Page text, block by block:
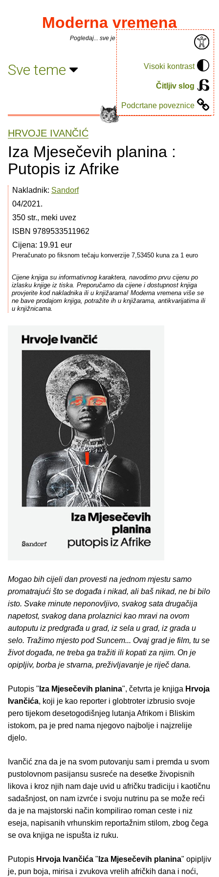
Visoki kontrast
Čitljiv slog
Podcrtane poveznice
Moderna vremena
Pogledaj... sve je puno knjiga.
Sve teme
HRVOJE IVANČIĆ
Iza Mjesečevih planina :
Putopis iz Afrike
Nakladnik: Sandorf
04/2021.
350 str., meki uvez
ISBN 9789533511962
Cijena: 19.91 eur
Preračunato po fiksnom tečaju konverzije 7,53450 kuna za 1 euro
Cijene knjiga su informativnog karaktera, navodimo prvu cijenu po
izlasku knjige iz tiska. Preporučamo da cijene i dostupnost knjiga
provjerite kod nakladnika ili u knjižarama! Moderna vremena više se
ne bave prodajom knjiga, potražite ih u knjižarama, antikvarijatima ili
u knjižnicama.
Mogao bih cijeli dan provesti na jednom mjestu samo
promatrajući što se događa i nikad, ali baš nikad, ne bi bilo
isto. Svake minute neponovljivo, svakog sata drugačija
napetost, svakog dana prolaznici kao mravi na ovom
autoputu iz predgrađa u grad, iz sela u grad, iz grada u
selo. Tražimo mjesto pod Suncem... Ovaj grad je film, tu se
život događa, ne treba ga tražiti ili kopati za njim. On je
opipljiv, borba je stvarna, preživljavanje je riječ dana.
Putopis " Iza Mjesečevih planina", četvrta je knjiga Hrvoja
Ivančića, koji je kao reporter i globtroter izbrusio svoje
pero tijekom desetogodišnjeg lutanja Afrikom i Bliskim
istokom, pa je pred nama njegovo najbolje i najzrelije
djelo.
Ivančić zna da je na svom putovanju sam i premda u svom
pustolovnom pasijansu susreće na desetke živopisnih
likova i kroz njih nam daje uvid u afričku tradiciju i kaotičnu
sadašnjost, on nam izvrće i svoju nutrinu pa se može reći
da je na majstorski način kompilirao roman ceste i niz
eseja, napisanih vrhunskim reportažnim stilom, zbog čega
se ova knjiga ne ispušta iz ruku.
Putopis Hrvoja Ivančića " Iza Mjesečevih planina" opipljiv
je, pun boja, mirisa i zvukova vrelih afričkih dana i noći,